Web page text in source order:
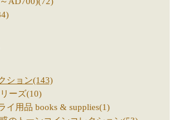
ション(143)
ーズ(10)
イ用品 books & supplies(1)